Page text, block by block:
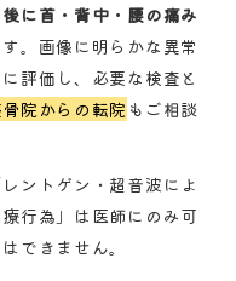
に首・背中・腰の痛み
。画像に明らかな異常
評価し、必要な検査と
院からの転院もご相談
ントゲン・超音波によ
行為」は医師にのみ可
できません。